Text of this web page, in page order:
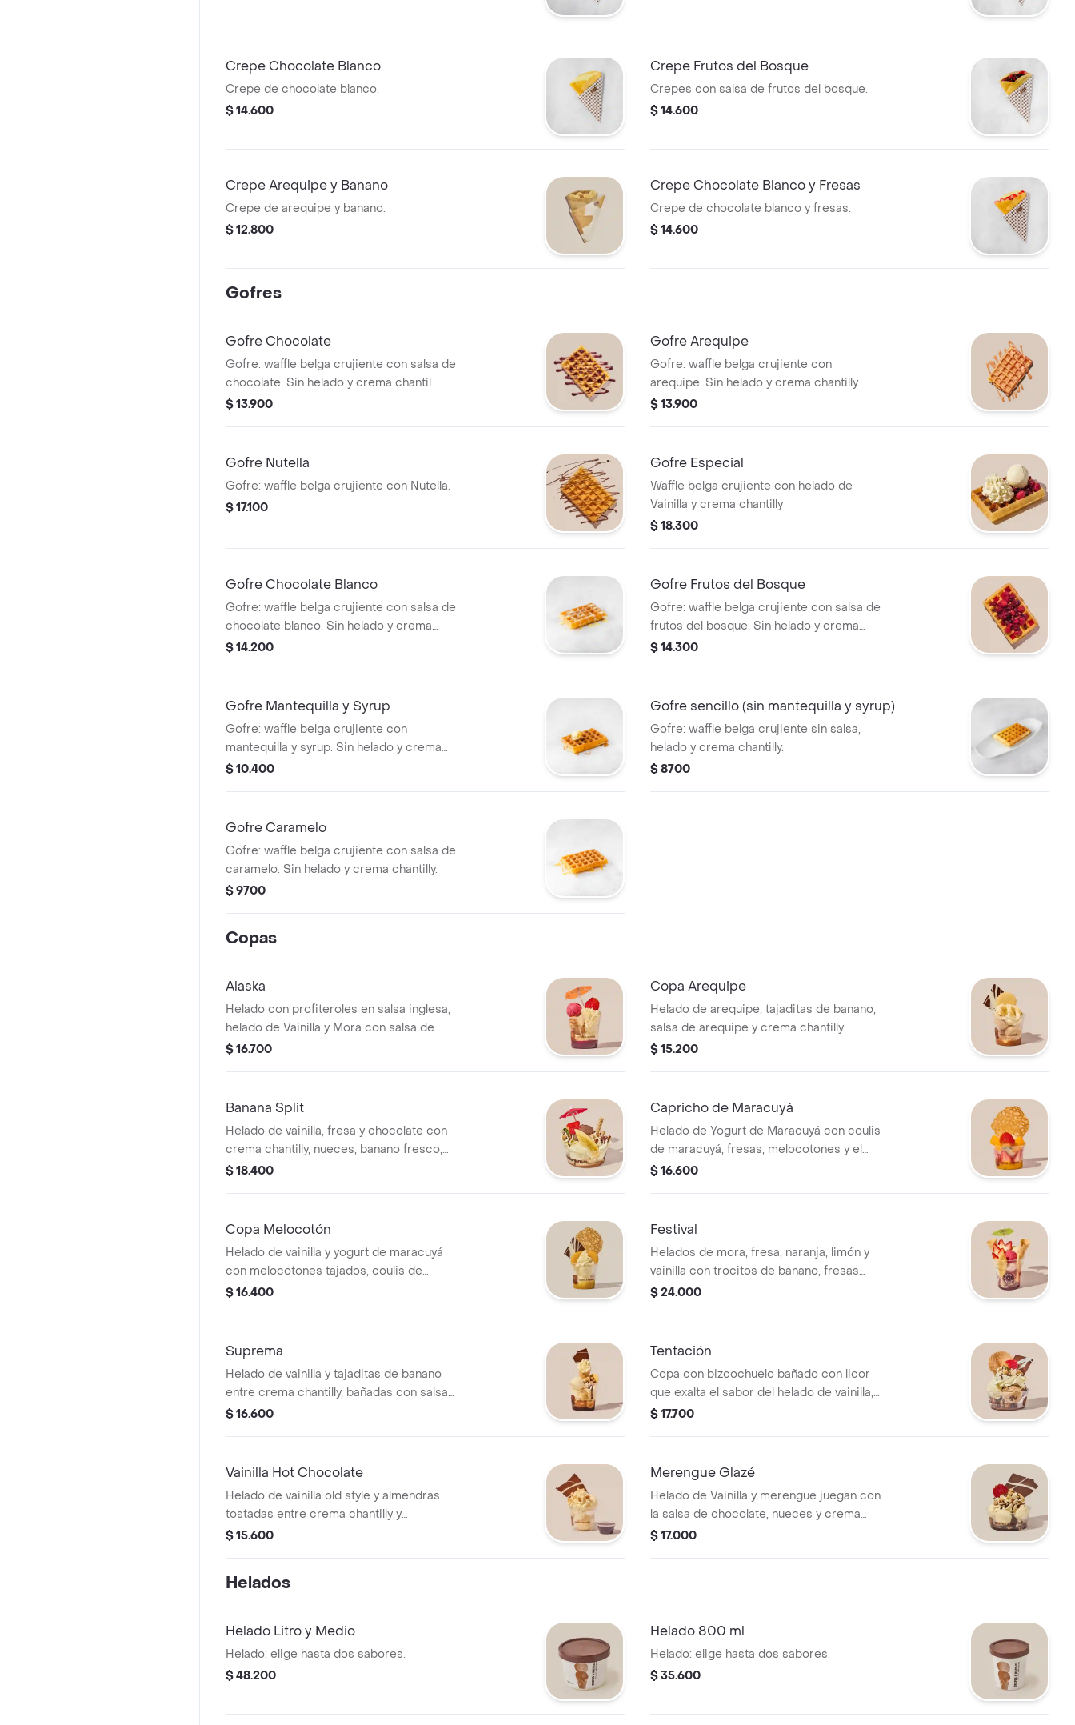
Crepe Chocolate Blanco
Crepe de chocolate blanco.
$ 14.600
Crepe Frutos del Bosque
Crepes con salsa de frutos del bosque.
$ 14.600
Crepe Arequipe y Banano
Crepe de arequipe y banano.
$ 12.800
Crepe Chocolate Blanco y Fresas
Crepe de chocolate blanco y fresas.
$ 14.600
Gofres
Gofre Chocolate
Gofre: waffle belga crujiente con salsa de
chocolate. Sin helado y crema chantil
$ 13.900
Gofre Arequipe
Gofre: waffle belga crujiente con
arequipe. Sin helado y crema chantilly.
$ 13.900
Gofre Nutella
Gofre: waffle belga crujiente con Nutella.
$ 17.100
Gofre Especial
Waffle belga crujiente con helado de
Vainilla y crema chantilly
$ 18.300
Gofre Chocolate Blanco
Gofre: waffle belga crujiente con salsa de
chocolate blanco. Sin helado y crema
chantilly.
$ 14.200
Gofre Frutos del Bosque
Gofre: waffle belga crujiente con salsa de
frutos del bosque. Sin helado y crema
chantilly.
$ 14.300
Gofre Mantequilla y Syrup
Gofre: waffle belga crujiente con
mantequilla y syrup. Sin helado y crema
chantilly.
$ 10.400
Gofre sencillo (sin mantequilla y syrup)
Gofre: waffle belga crujiente sin salsa,
helado y crema chantilly.
$ 8700
Gofre Caramelo
Gofre: waffle belga crujiente con salsa de
caramelo. Sin helado y crema chantilly.
$ 9700
Copas
Alaska
Helado con profiteroles en salsa inglesa,
helado de Vainilla y Mora con salsa de
frambuesa y crema chantilly.
$ 16.700
Copa Arequipe
Helado de arequipe, tajaditas de banano,
salsa de arequipe y crema chantilly.
$ 15.200
Banana Split
Helado de vainilla, fresa y chocolate con
crema chantilly, nueces, banano fresco,
barquillo, salsa de chocolate y arequipe.
$ 18.400
Capricho de Maracuyá
Helado de Yogurt de Maracuyá con coulis
de maracuyá, fresas, melocotones y el
crujiente de la galleta de encaje.
$ 16.600
Copa Melocotón
Helado de vainilla y yogurt de maracuyá
con melocotones tajados, coulis de
maracuyá, crema chantilly y crujiente
$ 16.400
Festival
Helados de mora, fresa, naranja, limón y
vainilla con trocitos de banano, fresas
frescas sobre suave bizcochuelo, salsa
$ 24.000
Suprema
Helado de vainilla y tajaditas de banano
entre crema chantilly, bañadas con salsa
de chocolate y arequipe, barquillo de
$ 16.600
Tentación
Copa con bizcochuelo bañado con licor
que exalta el sabor del helado de vainilla,
café y chocolate y combina sutilmente
$ 17.700
Vainilla Hot Chocolate
Helado de vainilla old style y almendras
tostadas entre crema chantilly y
chocolate caliente con el que usted le
$ 15.600
Merengue Glazé
Helado de Vainilla y merengue juegan con
la salsa de chocolate, nueces y crema
chantilly para proporcionar solo placer.
$ 17.000
Helados
Helado Litro y Medio
Helado: elige hasta dos sabores.
$ 48.200
Helado 800 ml
Helado: elige hasta dos sabores.
$ 35.600